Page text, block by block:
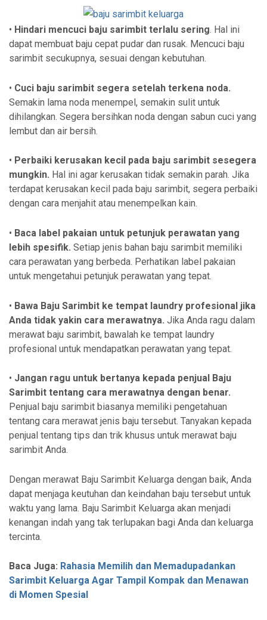
• Hindari mencuci baju sarimbit terlalu sering. Hal ini
dapat membuat baju cepat pudar dan rusak. Mencuci baju
sarimbit secukupnya, sesuai dengan kebutuhan.
• Cuci baju sarimbit segera setelah terkena noda.
Semakin lama noda menempel, semakin sulit untuk
dihilangkan. Segera bersihkan noda dengan sabun cuci yang
lembut dan air bersih.
• Perbaiki kerusakan kecil pada baju sarimbit sesegera
mungkin. Hal ini agar kerusakan tidak semakin parah. Jika
terdapat kerusakan kecil pada baju sarimbit, segera perbaiki
dengan cara menjahit atau menempelkan kain.
• Baca label pakaian untuk petunjuk perawatan yang
lebih spesifik. Setiap jenis bahan baju sarimbit memiliki
cara perawatan yang berbeda. Perhatikan label pakaian
untuk mengetahui petunjuk perawatan yang tepat.
• Bawa Baju Sarimbit ke tempat laundry profesional jika
Anda tidak yakin cara merawatnya. Jika Anda ragu dalam
merawat baju sarimbit, bawalah ke tempat laundry
profesional untuk mendapatkan perawatan yang tepat.
• Jangan ragu untuk bertanya kepada penjual Baju
Sarimbit tentang cara merawatnya dengan benar.
Penjual baju sarimbit biasanya memiliki pengetahuan
tentang cara merawat jenis baju tersebut. Tanyakan kepada
penjual tentang tips dan trik khusus untuk merawat baju
sarimbit Anda.
Dengan merawat Baju Sarimbit Keluarga dengan baik, Anda
dapat menjaga keutuhan dan keindahan baju tersebut untuk
waktu yang lama. Baju Sarimbit Keluarga akan menjadi
kenangan indah yang tak terlupakan bagi Anda dan keluarga
tercinta.
Baca Juga: Rahasia Memilih dan Memadupadankan
Sarimbit Keluarga Agar Tampil Kompak dan Menawan
di Momen Spesial